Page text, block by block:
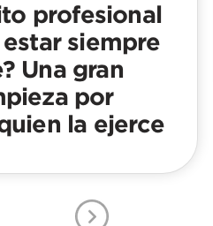
profesional
siempre
Una gran
por
la ejerce